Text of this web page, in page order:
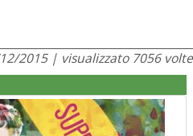
2015 | visualizzato 7056 volte